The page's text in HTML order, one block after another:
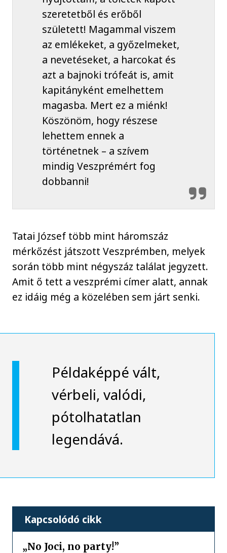
szeretetből és erőből
született! Magammal viszem
az emlékeket, a győzelmeket,
a nevetéseket, a harcokat és
azt a bajnoki trófeát is, amit
kapitányként emelhettem
magasba. Mert ez a miénk!
Köszönöm, hogy részese
lehettem ennek a
történetnek – a szívem
mindig Veszprémért fog
dobbanni!
Tatai József több mint háromszáz
mérkőzést játszott Veszprémben, melyek
során több mint négyszáz találat jegyzett.
Amit ő tett a veszprémi címer alatt, annak
ez idáig még a közelében sem járt senki.
Példaképpé vált,
vérbeli, valódi,
pótolhatatlan
legendává.
Kapcsolódó cikk
„No Joci, no party!”